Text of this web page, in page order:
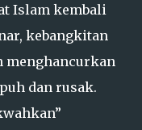
Islam kembali
kebangkitan
menghancurkan
dan rusak.